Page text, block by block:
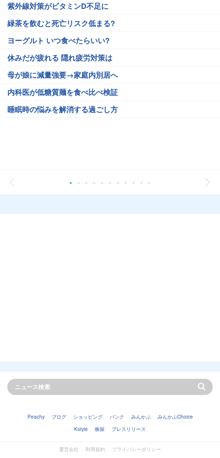
紫外線対策がビタミンD不足に
緑茶を飲むと死亡リスク低まる?
ヨーグルト いつ食べたらいい?
休みだが疲れる 隠れ疲労対策は
母が娘に減量強要→家庭内別居へ
内科医が低糖質麺を食べ比べ検証
睡眠時の悩みを解消する過ごし方
Peachy ブログ ショッピング バンク みんかぶ
みんかぶChoice
Kstyle
株探 プレスリリース
運営会社 利用規約 プライバシーポリシー